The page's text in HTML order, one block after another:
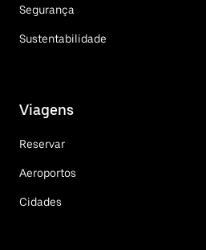
Segurança
Sustentabilidade
Viagens
Reservar
Aeroportos
Cidades